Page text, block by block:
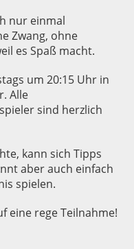
nur einmal
Zwang, ohne
es Spaß macht.
um 20:15 Uhr in
Alle
sind herzlich
kann sich Tipps
aber auch einfach
spielen.
eine rege Teilnahme!